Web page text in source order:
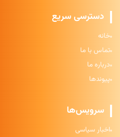
دسترسی سریع
خانه
تماس با ما
درباره ما
پیوندها
سرویس‌ها
اخبار سیاسی